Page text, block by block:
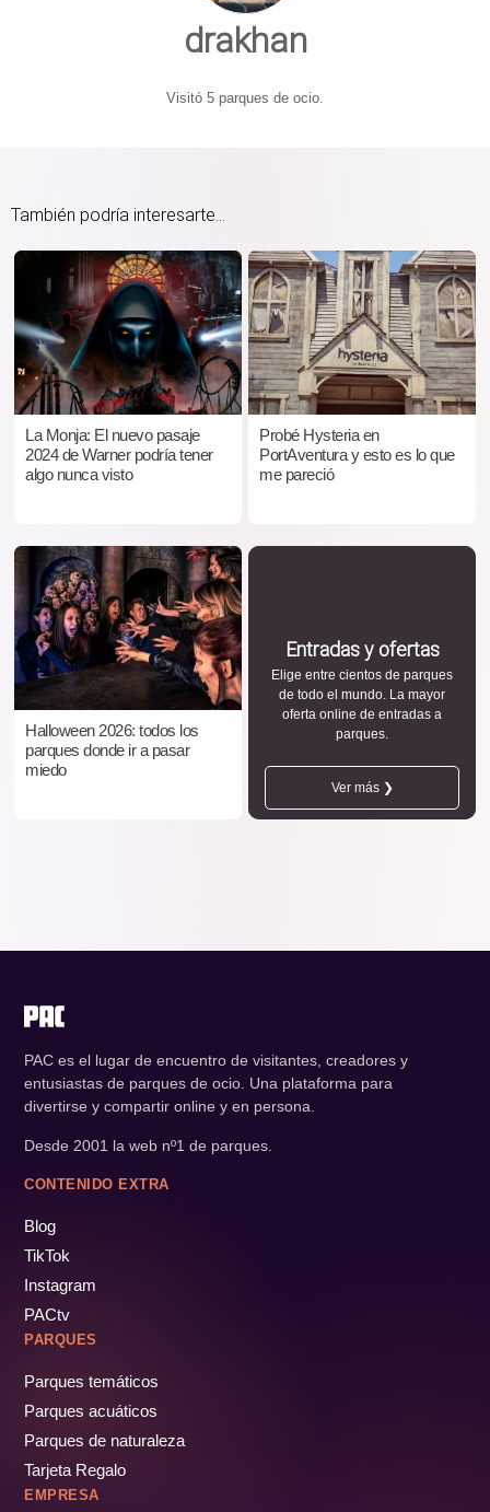
drakhan
Visitó 5 parques de ocio.
También podría interesarte...
La Monja: El nuevo pasaje
2024 de Warner podría tener
algo nunca visto
Probé Hysteria en
PortAventura y esto es lo que
me pareció
Halloween 2026: todos los
parques donde ir a pasar
miedo
Entradas y ofertas
Elige entre cientos de parques
de todo el mundo. La mayor
oferta online de entradas a
parques.
Ver más ❯
PAC es el lugar de encuentro de visitantes, creadores y
entusiastas de parques de ocio. Una plataforma para
divertirse y compartir online y en persona.
Desde 2001 la web nº1 de parques.
CONTENIDO EXTRA
Blog
TikTok
Instagram
PACtv
PARQUES
Parques temáticos
Parques acuáticos
Parques de naturaleza
Tarjeta Regalo
EMPRESA